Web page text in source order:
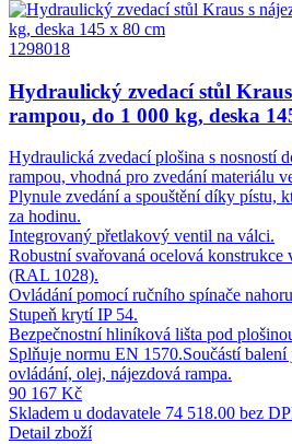
1298018
Hydraulický zvedací stůl
rampou, do 1 000 kg, deska
Hydraulická zvedací plošina s nosností
rampou, vhodná pro zvedání materiálu
Plynule zvedání a spouštění díky pístu,
za hodinu.
Integrovaný přetlakový ventil na válci.
Robustní svařovaná ocelová konstrukce
(RAL 1028).
Ovládání pomocí ručního spínače
Stupeň krytí IP 54.
Bezpečnostní hliníková lišta pod
Splňuje normu EN 1570.Součástí balení
ovládání, olej, nájezdová rampa.
90 167 Kč
Skladem u dodavatele 74 518.00 bez
Detail zboží